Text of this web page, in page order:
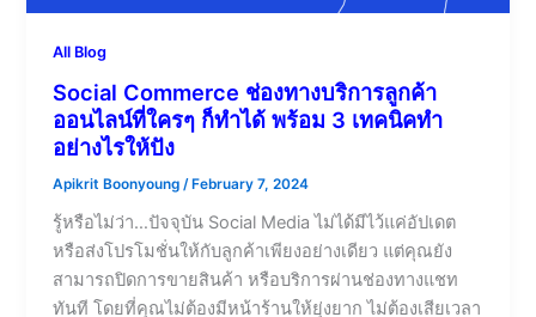
All Blog
Social Commerce ช่องทางบริการลูกค้า
ออนไลน์ที่ใครๆ ก็ทำได้ พร้อม 3 เทคนิคทำ
อย่างไรให้ปัง
Apikrit Boonyoung /February 7, 2024
รู้หรือไม่ว่า…ปัจจุบัน Social Media ไม่ได้มีไว้แค่อัปเดต
หรือส่งโปรโมชั่นให้กับลูกค้าเพียงอย่างเดียว แต่คุณยัง
สามารถปิดการขายสินค้า หรือบริการผ่านช่องทางแชท
ทันที โดยที่คุณไม่ต้องมีหน้าร้านให้ยุ่งยาก ไม่ต้องเสียเวลา